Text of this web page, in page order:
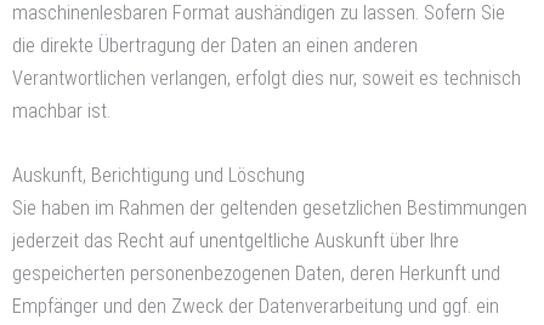
maschinenlesbaren Format aushändigen zu lassen. Sofern Sie
die direkte Übertragung der Daten an einen anderen
Verantwortlichen verlangen, erfolgt dies nur, soweit es technisch
machbar ist.
Auskunft, Berichtigung und Löschung
Sie haben im Rahmen der geltenden gesetzlichen Bestimmungen
jederzeit das Recht auf unentgeltliche Auskunft über Ihre
gespeicherten personenbezogenen Daten, deren Herkunft und
Empfänger und den Zweck der Datenverarbeitung und ggf. ein